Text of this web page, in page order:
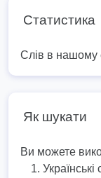
Статистика
Слів в нашому
Як шукати
Ви можете
Українські